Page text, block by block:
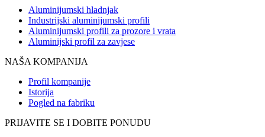
Aluminijumski hladnjak
Industrijski aluminijumski profili
Aluminijumski profili za prozore i vrata
Aluminijski profil za zavjese
NAŠA KOMPANIJA
Profil kompanije
Istorija
Pogled na fabriku
PRIJAVITE SE I DOBITE PONUDU